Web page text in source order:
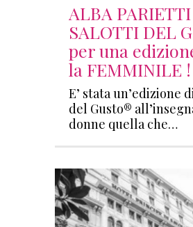
ALBA
SALOTTI DEL
per una
la FEMMINILE !
E’ stata un’edizione
del Gusto®
donne quella che…